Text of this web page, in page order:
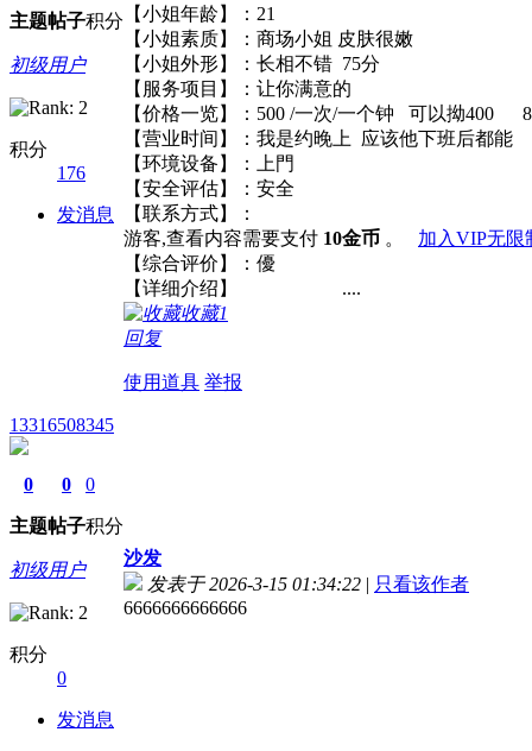
主题帖子积分
初级用户
积分
176
发消息
【小姐年龄】：21
【小姐素质】：商场小姐 皮肤很嫩
【小姐外形】：长相不错 75分
【服务项目】：让你满意的
【价格一览】：500 /一次/一个钟 可以拗
【营业时间】：我是约晚上 应该他下班后
【环境设备】：上門
【安全评估】：安全
【联系方式】：
游客,查看内容需要支付 10金币 。 加入VIP无限
【综合评价】：優
【详细介绍】 ....
收藏1
回复
使用道具 举报
13316508345
0
主题
0
帖子
0
积分
初级用户
积分
0
发消息
沙发
发表于 2026-3-15 01:34:22 | 只看该作者
6666666666666